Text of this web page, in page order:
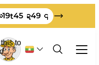
19t45 ဍ48 ၎